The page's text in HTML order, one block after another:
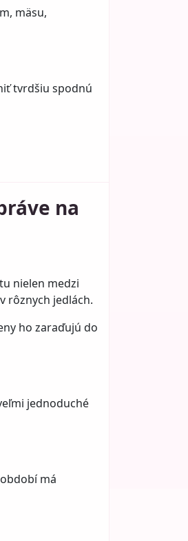
mäsu,
tvrdšiu spodnú
na
nielen medzi
rôznych jedlách.
ho zaraďujú do
jednoduché
má